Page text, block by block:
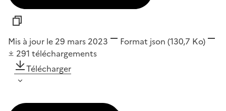
Mis à jour le 29 mars 2023 Format json (130,7 Ko)
291 téléchargements
Télécharger